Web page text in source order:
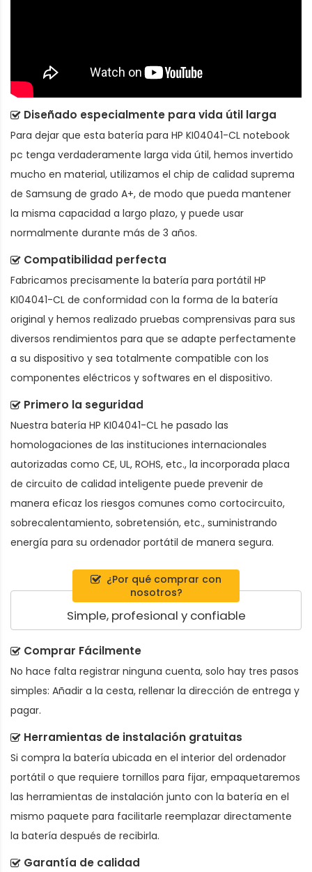
Diseñado especialmente para vida útil larga
Para dejar que esta batería para HP KI04041-CL notebook
pc tenga verdaderamente larga vida útil, hemos invertido
mucho en material, utilizamos el chip de calidad suprema
de Samsung de grado A+, de modo que pueda mantener
la misma capacidad a largo plazo, y puede usar
normalmente durante más de 3 años.
Compatibilidad perfecta
Fabricamos precisamente la batería para portátil HP
KI04041-CL de conformidad con la forma de la batería
original y hemos realizado pruebas comprensivas para sus
diversos rendimientos para que se adapte perfectamente
a su dispositivo y sea totalmente compatible con los
componentes eléctricos y softwares en el dispositivo.
Primero la seguridad
Nuestra batería HP KI04041-CL he pasado las
homologaciones de las instituciones internacionales
autorizadas como CE, UL, ROHS, etc., la incorporada placa
de circuito de calidad inteligente puede prevenir de
manera eficaz los riesgos comunes como cortocircuito,
sobrecalentamiento, sobretensión, etc., suministrando
energía para su ordenador portátil de manera segura.
¿Por qué comprar con
nosotros?
Simple, profesional y confiable
Comprar Fácilmente
No hace falta registrar ninguna cuenta, solo hay tres pasos
simples: Añadir a la cesta, rellenar la dirección de entrega y
pagar.
Herramientas de instalación gratuitas
Si compra la batería ubicada en el interior del ordenador
portátil o que requiere tornillos para fijar, empaquetaremos
las herramientas de instalación junto con la batería en el
mismo paquete para facilitarle reemplazar directamente
la batería después de recibirla.
Garantía de calidad